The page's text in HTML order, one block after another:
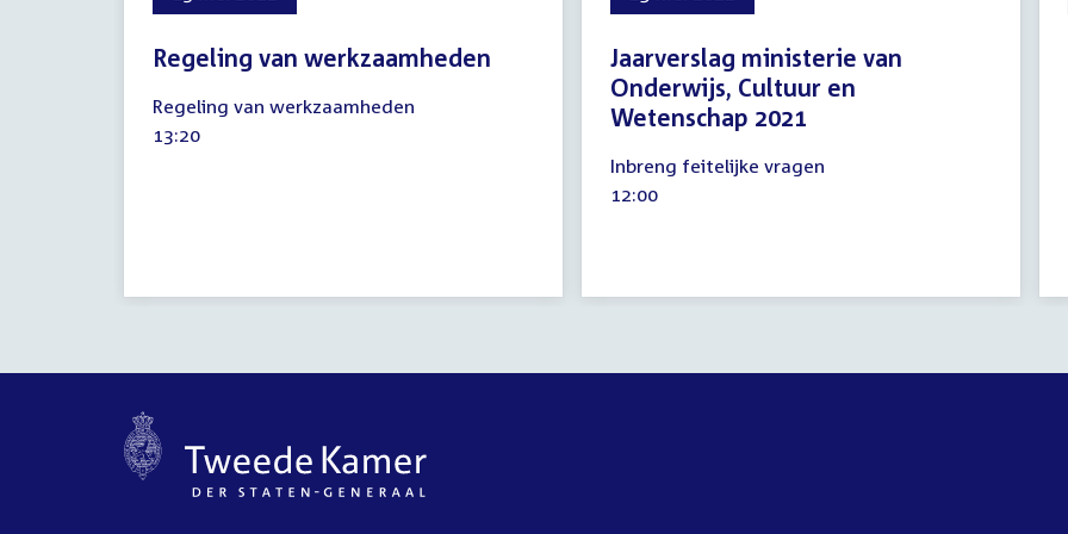
Regeling van werkzaamheden
mei
2022
Regeling van werkzaamheden
Tijd
13:20
Jaarverslag ministerie van
Onderwijs, Cultuur en
Wetenschap 2021
mei
2022
Inbreng feitelijke vragen
Tijd
12:00